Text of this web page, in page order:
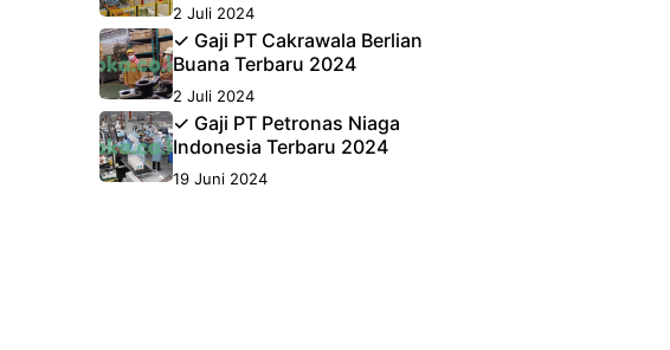
2 Juli 2024
✓ Gaji PT Cakrawala Berlian
Buana Terbaru 2024
2 Juli 2024
✓ Gaji PT Petronas Niaga
Indonesia Terbaru 2024
19 Juni 2024